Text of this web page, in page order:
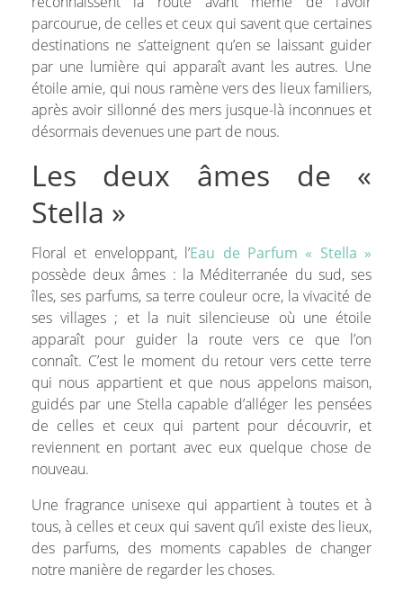
parcourue, de celles et ceux qui savent que certaines
destinations ne s’atteignent qu’en se laissant guider
par une lumière qui apparaît avant les autres. Une
étoile amie, qui nous ramène vers des lieux familiers,
après avoir sillonné des mers jusque-là inconnues et
désormais devenues une part de nous.
Les deux âmes de «
Stella »
Floral et enveloppant, l’Eau de Parfum « Stella »
possède deux âmes : la Méditerranée du sud, ses
îles, ses parfums, sa terre couleur ocre, la vivacité de
ses villages ; et la nuit silencieuse où une étoile
apparaît pour guider la route vers ce que l’on
connaît. C’est le moment du retour vers cette terre
qui nous appartient et que nous appelons maison,
guidés par une Stella capable d’alléger les pensées
de celles et ceux qui partent pour découvrir, et
reviennent en portant avec eux quelque chose de
nouveau.
Une fragrance unisexe qui appartient à toutes et à
tous, à celles et ceux qui savent qu’il existe des lieux,
des parfums, des moments capables de changer
notre manière de regarder les choses.